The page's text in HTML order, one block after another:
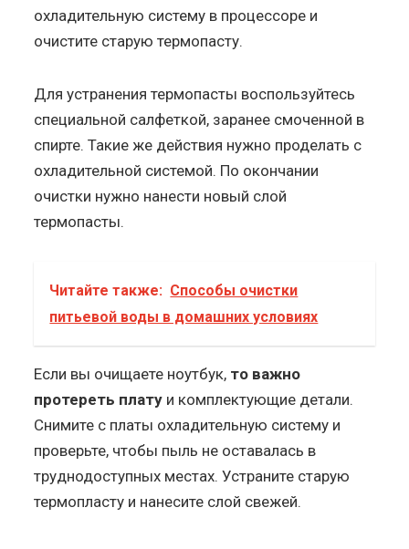
охладительную систему в процессоре и
очистите старую термопасту.
Для устранения термопасты воспользуйтесь
специальной салфеткой, заранее смоченной в
спирте. Такие же действия нужно проделать с
охладительной системой. По окончании
очистки нужно нанести новый слой
термопасты.
Читайте также: Способы очистки
питьевой воды в домашних условиях
Если вы очищаете ноутбук, то важно
протереть плату и комплектующие детали.
Снимите с платы охладительную систему и
проверьте, чтобы пыль не оставалась в
труднодоступных местах. Устраните старую
термопласту и нанесите слой свежей.